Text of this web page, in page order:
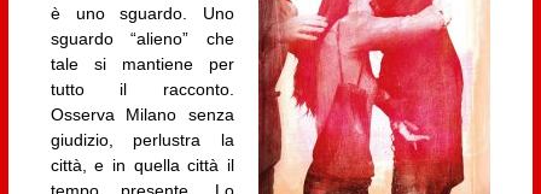
è uno sguardo. Uno
sguardo “alieno” che
tale si mantiene per
tutto il racconto.
Osserva Milano senza
giudizio, perlustra la
città, e in quella città il